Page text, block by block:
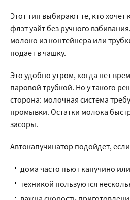
Этот тип выбирают те, кто хочет
флэт уайт без ручного
молоко из контейнера или
подает в чашку.
Это удобно утром, когда нет
паровой трубкой. Но у такого
сторона: молочная система
промывки. Остатки молока
засоры.
Автокапучинатор подойдет,
дома часто пьют капучино
техникой пользуются